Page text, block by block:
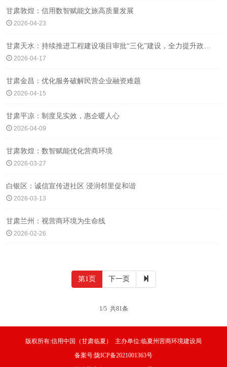
甘肃敦煌：信用数智赋能文旅高质量发展
2026-04-23
甘肃天水：持续推进工程建设项目审批“三化”建设，全力提升政务服务质效
2026-04-17
甘肃金昌：优化服务破解民营企业融资难题
2026-04-15
甘肃平凉：制度见实效，惠企暖人心
2026-04-09
甘肃敦煌：数智赋能优化营商环境
2026-03-27
白银区：诚信宣传进社区 浸润邻里促和谐
2026-03-13
甘肃兰州：视营商环境为生命线
2026-02-26
第1页 下一页
1/5 共81条
版权所有:信用中国（甘肃临夏） 主办单位:临夏州营商环境建设局
备案号:陇ICP备2021001363号